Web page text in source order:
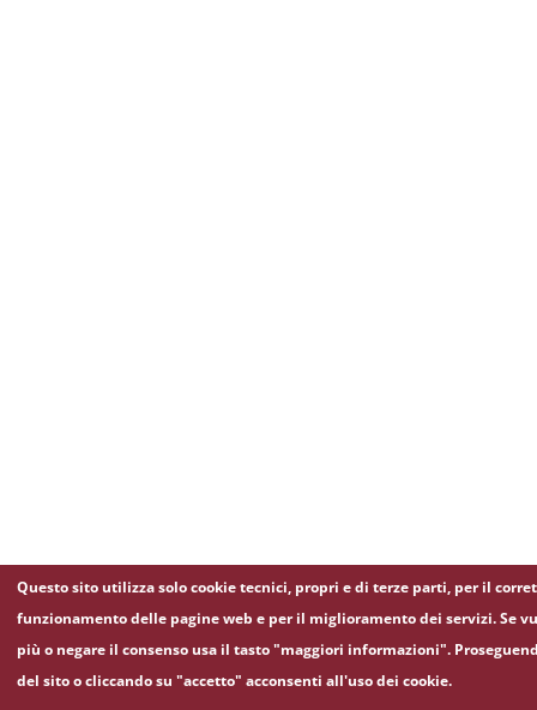
Questo sito utilizza solo cookie tecnici, propri e di terze parti, per il
funzionamento delle pagine web e per il miglioramento dei servizi. Se
più o negare il consenso usa il tasto "maggiori informazioni".
del sito o cliccando su "accetto" acconsenti all'uso dei cookie.